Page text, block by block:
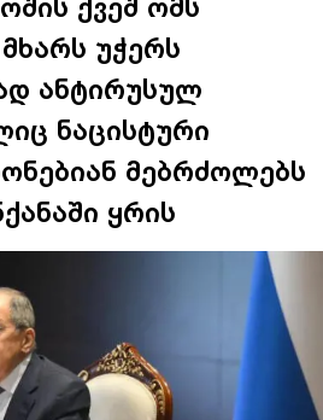
ქვეშ ომს
უჭერს
ანტირუსულ
ნაცისტური
მებრძოლებს
ყრის